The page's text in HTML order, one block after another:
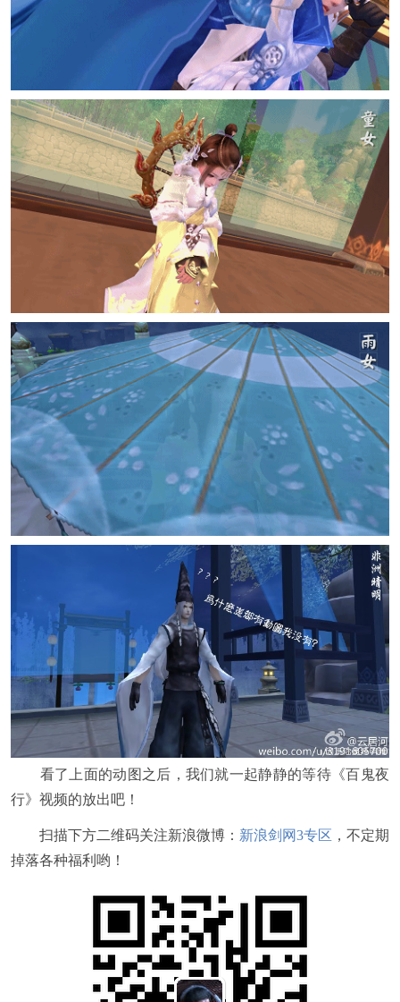
看了上面的动图之后，我们就一起静静的等待《百鬼夜
行》视频的放出吧！
扫描下方二维码关注新浪微博： 新浪剑网3专区 ，不定期
掉落各种福利哟！